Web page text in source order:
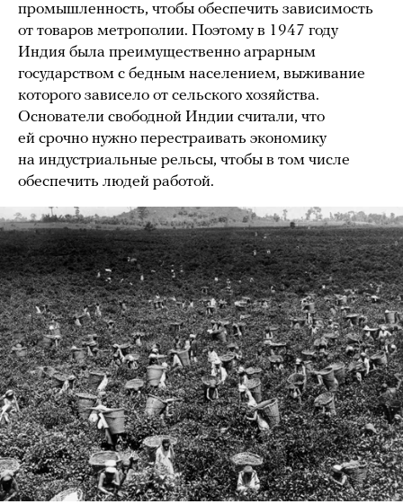
промышленность, чтобы обеспечить зависимость
от товаров метрополии. Поэтому в 1947 году
Индия была преимущественно аграрным
государством с бедным населением, выживание
которого зависело от сельского хозяйства.
Основатели свободной Индии считали, что
ей срочно нужно перестраивать экономику
на индустриальные рельсы, чтобы в том числе
обеспечить людей работой.